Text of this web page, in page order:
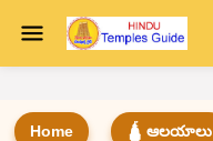
Home 🛕 ఆలయాలు